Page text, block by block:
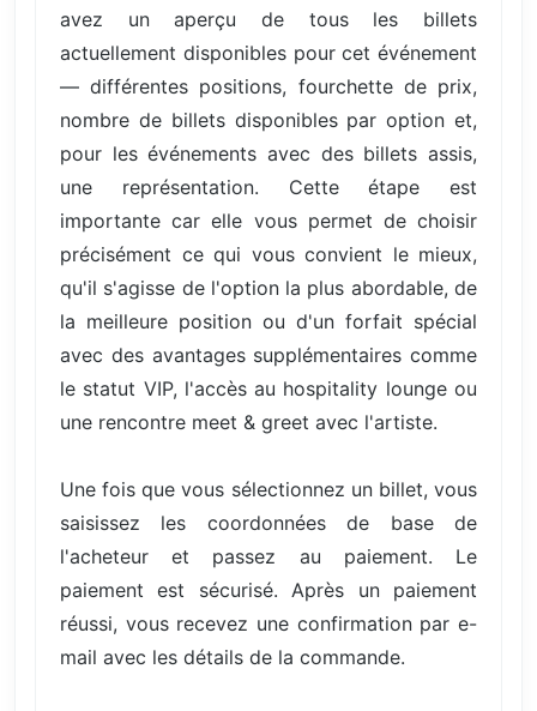
avez un aperçu de tous les billets
actuellement disponibles pour cet événement
— différentes positions, fourchette de prix,
nombre de billets disponibles par option et,
pour les événements avec des billets assis,
une représentation. Cette étape est
importante car elle vous permet de choisir
précisément ce qui vous convient le mieux,
qu'il s'agisse de l'option la plus abordable, de
la meilleure position ou d'un forfait spécial
avec des avantages supplémentaires comme
le statut VIP, l'accès au hospitality lounge ou
une rencontre meet & greet avec l'artiste.
Une fois que vous sélectionnez un billet, vous
saisissez les coordonnées de base de
l'acheteur et passez au paiement. Le
paiement est sécurisé. Après un paiement
réussi, vous recevez une confirmation par e-
mail avec les détails de la commande.